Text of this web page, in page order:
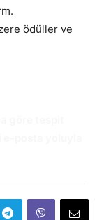
ödüller ve